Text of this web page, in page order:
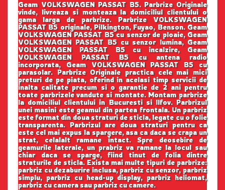
Geam VOLKSWAGEN PASSAT B5. Parbrize Originale
vinde, livreaza si monteaza la domiciliul clientului o
gama larga de parbrize. Parbrize VOLKSWAGEN
PASSAT B5 originale, Pilkington, Fuyao, Benson. Geam
VOLKSWAGEN PASSAT B5 cu senzor de ploaie, Geam
VOLKSWAGEN PASSAT B5 cu senzor lumina, Geam
VOLKSWAGEN PASSAT B5 cu incalzire, Geam
VOLKSWAGEN PASSAT B5 cu antena radio
incorporata, Geam VOLKSWAGEN PASSAT B5 cu
parasolar. Parbrize Originale practica cele mai mici
preturi de pe piata, oferind in acelasi timp servicii de
inalta calitate precum si o garantie de 2 ani pentru
toate parbrizele vandute si montate. Montam parbrize
la domiciliul clientului in Bucuresti si Ilfov. Parbrizul
unei masini este geamul din partea frontala. Un parbriz
este format din doua straturi de sticla, legate cu o folie
transparenta. Parbrizul are doua straturi pentru ca
este cel mai expus la spargere, asa ca daca se crapa un
strat, celalalt ramane intact. Spre deosebire de
geamurile laterale, un prabriz va ramane la locul sau
chiar daca se sparge, fiind tinut de folia dintre
straturile de sticla. Exista mai multe tipuri de parbrize:
parbriz cu dezaburire inclusa, parbriz cu senzor, parbriz
simplu, parbriz cu head-up display, parbriz heliomat,
parbriz cu camera sau parbriz cu camere.